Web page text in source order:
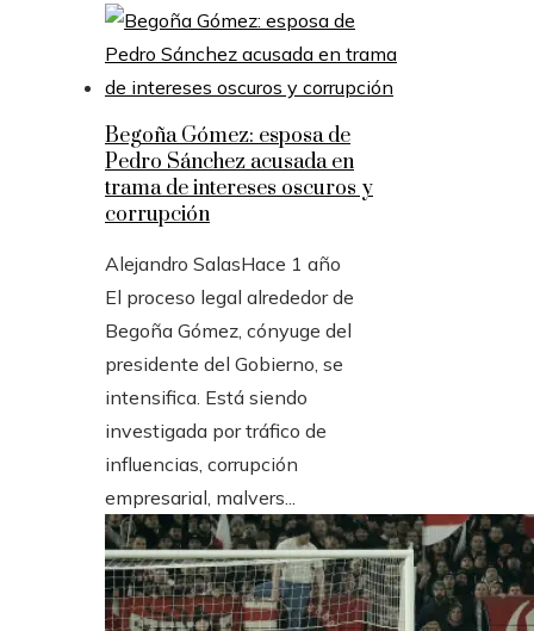
Begoña Gómez: esposa de
Pedro Sánchez acusada en
trama de intereses oscuros y
corrupción
Alejandro SalasHace 1 año
El proceso legal alrededor de
Begoña Gómez, cónyuge del
presidente del Gobierno, se
intensifica. Está siendo
investigada por tráfico de
influencias, corrupción
empresarial, malvers...